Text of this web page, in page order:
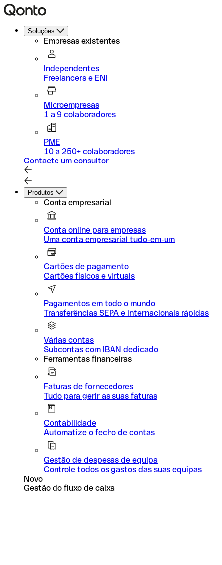
Soluções
Empresas existentes
Independentes
Freelancers e ENI
Microempresas
1 a 9 colaboradores
PME
10 a 250+ colaboradores
Contacte um consultor
Produtos
Conta empresarial
Conta online para empresas
Uma conta empresarial tudo-em-um
Cartões de pagamento
Cartões físicos e virtuais
Pagamentos em todo o mundo
Transferências SEPA e internacionais rápidas
Várias contas
Subcontas com IBAN dedicado
Ferramentas financeiras
Faturas de fornecedores
Tudo para gerir as suas faturas
Contabilidade
Automatize o fecho de contas
Gestão de despesas de equipa
Controle todos os gastos das suas equipas
Novo
Gestão do fluxo de caixa